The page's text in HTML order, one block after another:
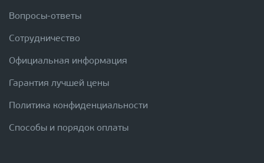
Вопросы-ответы
Сотрудничество
Официальная информация
Гарантия лучшей цены
Политика конфиденциальности
Способы и порядок оплаты